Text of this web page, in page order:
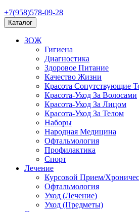
+7(958)578-09-28
Каталог
ЗОЖ
Гигиена
Диагностика
Здоровое Питание
Качество Жизни
Красота Сопутствующие
Красота-Уход За Волосами
Красота-Уход За Лицом
Красота-Уход За Телом
Наборы
Народная Медицина
Офтальмология
Профилактика
Спорт
Лечение
Курсовой Прием/
Офтальмология
Уход (Лечение)
Уход (Предметы)